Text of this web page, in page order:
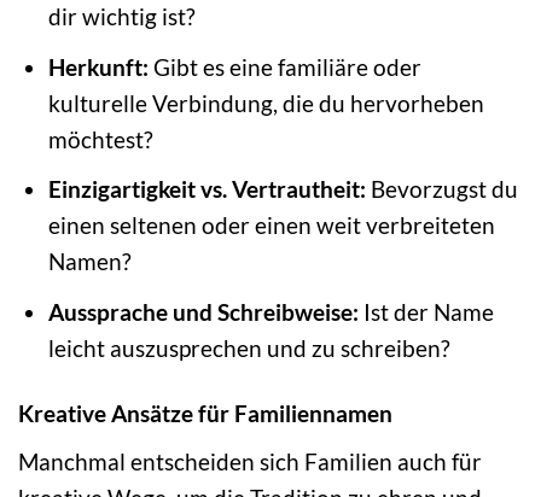
dir wichtig ist?
Herkunft: Gibt es eine familiäre oder
kulturelle Verbindung, die du hervorheben
möchtest?
Einzigartigkeit vs. Vertrautheit: Bevorzugst du
einen seltenen oder einen weit verbreiteten
Namen?
Aussprache und Schreibweise: Ist der Name
leicht auszusprechen und zu schreiben?
Kreative Ansätze für Familiennamen
Manchmal entscheiden sich Familien auch für